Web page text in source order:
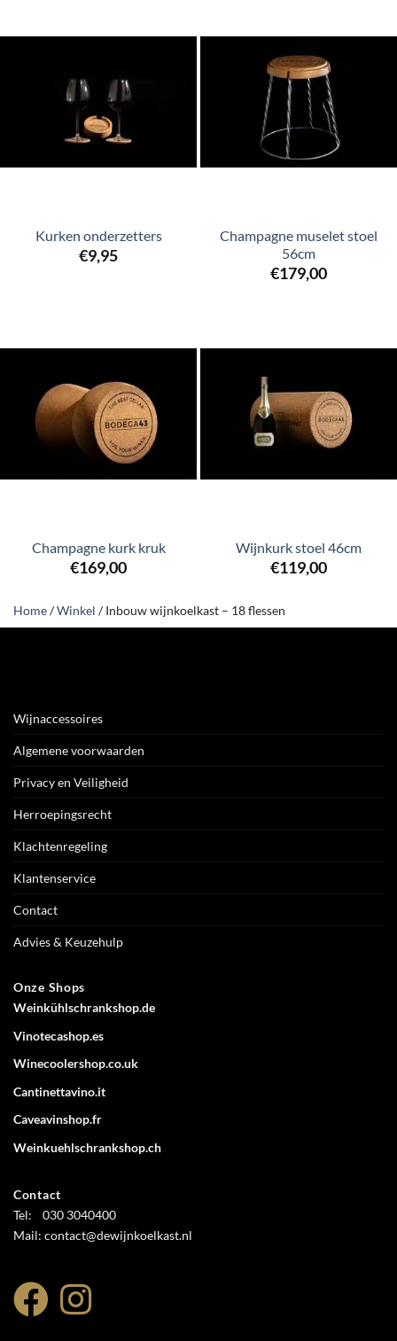
Kurken onderzetters
€9,95
Champagne muselet stoel
56cm
€179,00
Champagne kurk kruk
€169,00
Wijnkurk stoel 46cm
€119,00
Home/Winkel /Inbouw wijnkoelkast – 18 flessen
Wijnaccessoires
Algemene voorwaarden
Privacy en Veiligheid
Herroepingsrecht
Klachtenregeling
Klantenservice
Contact
Advies & Keuzehulp
Onze Shops
Weinkühlschrankshop.de
Vinotecashop.es
Winecoolershop.co.uk
Cantinettavino.it
Caveavinshop.fr
Weinkuehlschrankshop.ch
Contact
Tel: 030 3040400
Mail: contact@dewijnkoelkast.nl